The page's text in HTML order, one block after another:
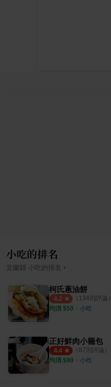
小吃的排名
宜蘭縣 小吃 的排名 ›
柯氏蔥油餅
4.2 （ 134則評論）
均消 $50 ・ 小吃
正好鮮肉小籠包
4.4 （ 87則評論）
均消 $90 ・ 小吃